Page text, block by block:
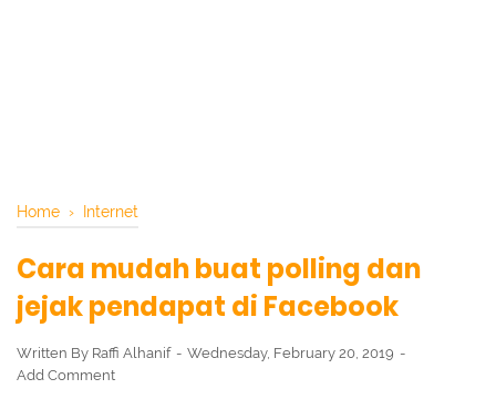
Home › Internet
Cara mudah buat polling dan
jejak pendapat di Facebook
Written By Raffi Alhanif
Wednesday, February 20, 2019
Add Comment